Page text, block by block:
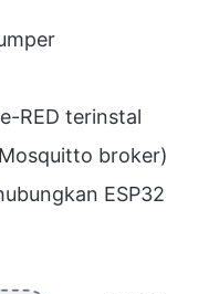
RED terinstal
broker)
ESP32